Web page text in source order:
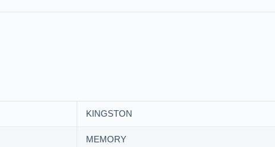
KINGSTON
MEMORY